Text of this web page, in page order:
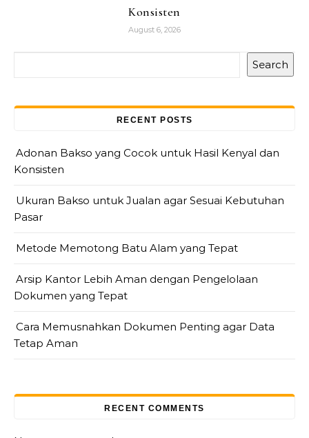
Konsisten
August 6, 2026
Search
RECENT POSTS
Adonan Bakso yang Cocok untuk Hasil Kenyal dan
Konsisten
Ukuran Bakso untuk Jualan agar Sesuai Kebutuhan
Pasar
Metode Memotong Batu Alam yang Tepat
Arsip Kantor Lebih Aman dengan Pengelolaan
Dokumen yang Tepat
Cara Memusnahkan Dokumen Penting agar Data
Tetap Aman
RECENT COMMENTS